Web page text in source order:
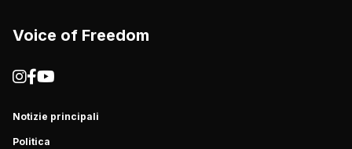
Voice of Freedom
Notizie principali
Politica